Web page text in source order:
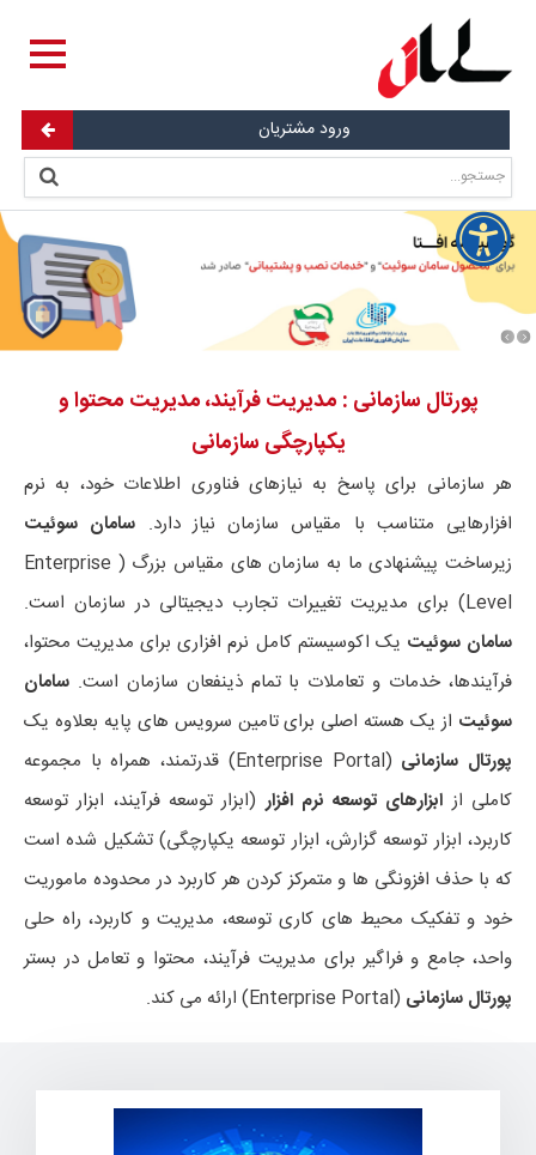
ورود مشتریان
پورتال سازمانی : مدیریت فرآیند، مدیریت محتوا و
یکپارچگی سازمانی
هر سازمانی برای پاسخ به نیازهای فناوری اطلاعات خود، به نرم
افزارهایی متناسب با مقیاس سازمان نیاز دارد. سامان سوئیت
زیرساخت پیشنهادی ما به سازمان های مقیاس بزرگ ( Enterprise
Level) برای مدیریت تغییرات تجارب دیجیتالی در سازمان است.
سامان سوئیت یک اکوسیستم کامل نرم افزاری برای مدیریت محتوا،
فرآیندها، خدمات و تعاملات با تمام ذینفعان سازمان است. سامان
سوئیت از یک هسته اصلی برای تامین سرویس های پایه بعلاوه یک
پورتال سازمانی
(Enterprise Portal) قدرتمند، همراه با مجموعه
کاملی از ابزارهای توسعه نرم افزار (ابزار توسعه فرآیند، ابزار توسعه
کاربرد، ابزار توسعه گزارش، ابزار توسعه یکپارچگی) تشکیل شده است
که با حذف افزونگی ها و متمرکز کردن هر کاربرد در محدوده ماموریت
خود و تفکیک محیط های کاری توسعه، مدیریت و کاربرد، راه حلی
واحد، جامع و فراگیر برای مدیریت فرآیند، محتوا و تعامل در بستر
پورتال سازمانی (Enterprise Portal) ارائه می کند.